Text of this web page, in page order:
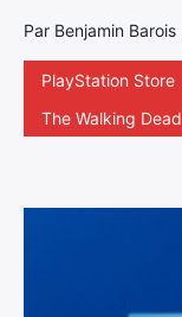
Par Benjamin
PlayStation Store
The Walking Dead